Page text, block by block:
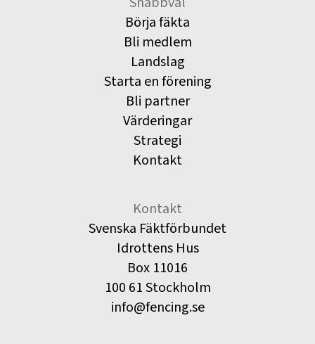
Börja fäkta
Bli medlem
Landslag
Starta en förening
Bli partner
Värderingar
Strategi
Kontakt
Kontakt
Svenska Fäktförbundet
Idrottens Hus
Box 11016
100 61 Stockholm
info@fencing.se